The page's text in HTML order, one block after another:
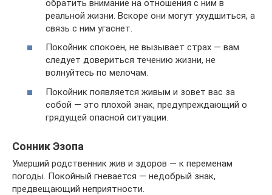
обратить внимание на отношения с ним в
реальной жизни. Вскоре они могут ухудшиться, а
связь с ним угаснет.
Покойник спокоен, не вызывает страх — вам
следует довериться течению жизни, не
волнуйтесь по мелочам.
Покойник появляется живым и зовет вас за
собой — это плохой знак, предупреждающий о
грядущей опасной ситуации.
Сонник Эзопа
Умерший родственник жив и здоров — к переменам
погоды. Покойный гневается — недобрый знак,
предвещающий неприятности.